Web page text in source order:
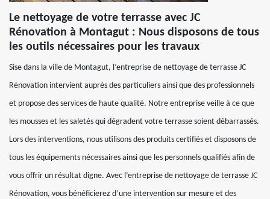
Le nettoyage de votre terrasse avec JC
Rénovation à Montagut : Nous disposons de tous
les outils nécessaires pour les travaux
Sise dans la ville de Montagut, l’entreprise de nettoyage de terrasse JC
Rénovation intervient auprès des particuliers ainsi que des professionnels
et propose des services de haute qualité. Notre entreprise veille à ce que
les mousses et les saletés qui dégradent votre terrasse soient débarrassés.
Lors des interventions, nous utilisons des produits certifiés et disposons de
tous les équipements nécessaires ainsi que les personnels qualifiés afin de
vous offrir un résultat digne. Avec l’entreprise de nettoyage de terrasse JC
Rénovation, vous bénéficierez d’une intervention sur mesure et des